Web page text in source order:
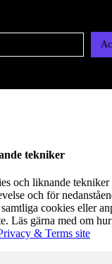
tekniker
och liknande
och för
cookies eller
Läs gärna med om
& Terms site